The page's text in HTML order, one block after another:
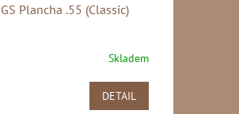
Plancha .55 (Classic)
Skladem
DETAIL